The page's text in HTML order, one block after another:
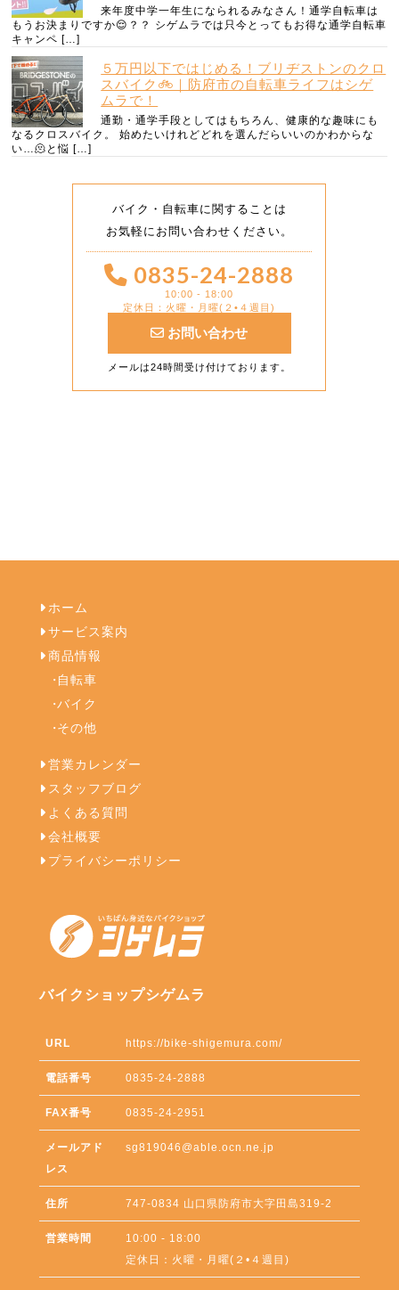
来年度中学一年生になられるみなさん！通学自転車は
もうお決まりですか😌？？ シゲムラでは只今とってもお得な通学自転車
キャンペ […]
５万円以下ではじめる！ブリヂストンのクロ
スバイク🚲｜防府市の自転車ライフはシゲ
ムラで！
通勤・通学手段としてはもちろん、健康的な趣味にも
なるクロスバイク。 始めたいけれどどれを選んだらいいのかわからな
い…🫠と悩 […]
バイク・自転車に関することは
お気軽にお問い合わせください。
0835-24-2888
10:00 - 18:00
定休日：火曜・月曜(２•４週目)
お問い合わせ
メールは24時間受け付けております。
ホーム
サービス案内
商品情報
自転車
バイク
その他
営業カレンダー
スタッフブログ
よくある質問
会社概要
プライバシーポリシー
バイクショップシゲムラ
URL https://bike-shigemura.com/
電話番号 0835-24-2888
FAX番号 0835-24-2951
メールアド
レス
sg819046@able.ocn.ne.jp
住所 747-0834 山口県防府市大字田島319-2
営業時間
10:00 - 18:00
定休日：火曜・月曜(２•４週目)